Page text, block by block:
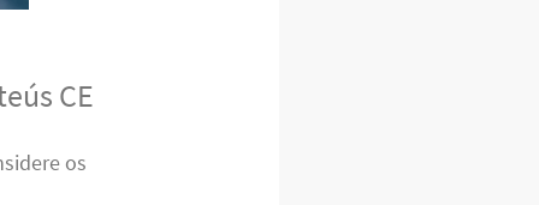
CE
os